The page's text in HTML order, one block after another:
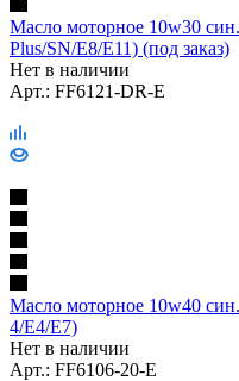
Масло моторное 10w30
Plus/SN/E8/E11) (под заказ)
Нет в наличии
Арт.: FF6121-DR-E
Масло моторное 10w40
4/E4/E7)
Нет в наличии
Арт.: FF6106-20-E